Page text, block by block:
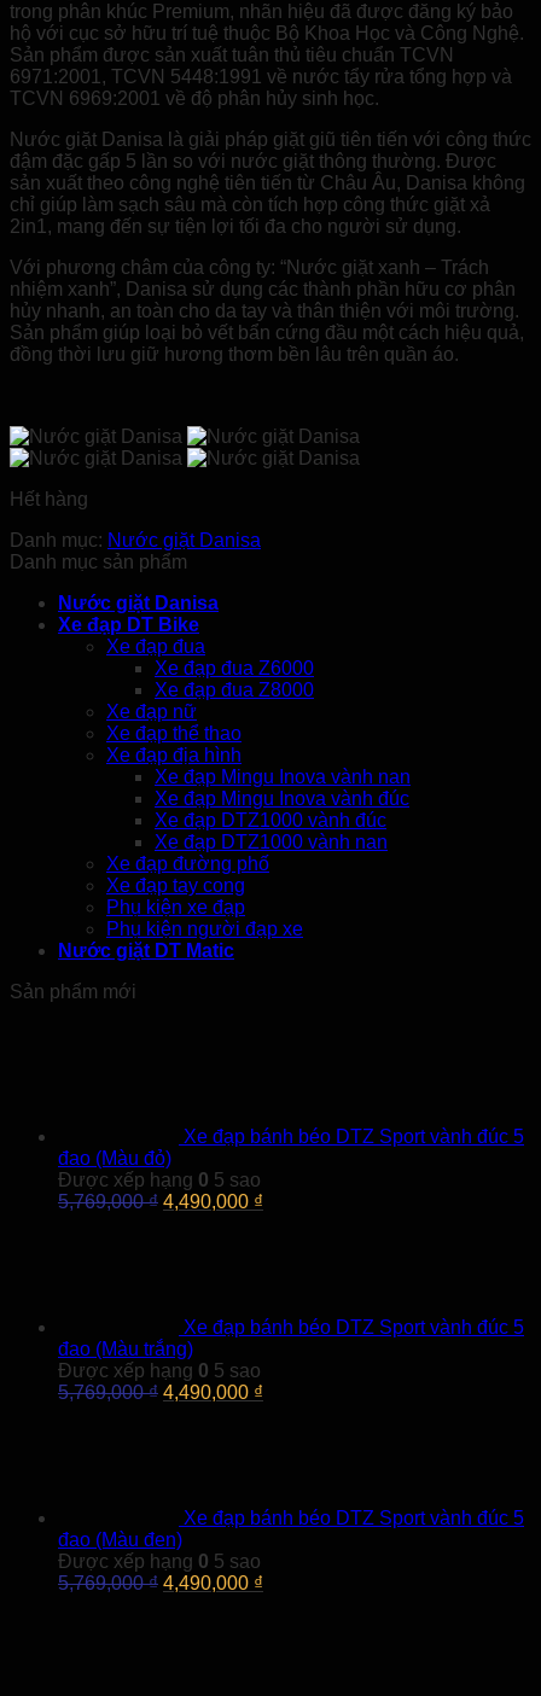
560,000 ₫.là:
490,000 ₫.
trong phân khúc Premium, nhãn hiệu đã được đăng ký bảo
hộ với cục sở hữu trí tuệ thuộc Bộ Khoa Học và Công Nghệ.
Sản phẩm được sản xuất tuân thủ tiêu chuẩn TCVN
6971:2001, TCVN 5448:1991 về nước tẩy rửa tổng hợp và
TCVN 6969:2001 về độ phân hủy sinh học.
Nước giặt Danisa là giải pháp giặt giũ tiên tiến với công thức
đậm đặc gấp 5 lần so với nước giặt thông thường. Được
sản xuất theo công nghệ tiên tiến từ Châu Âu, Danisa không
chỉ giúp làm sạch sâu mà còn tích hợp công thức giặt xả
2in1, mang đến sự tiện lợi tối đa cho người sử dụng.
Với phương châm của công ty: “Nước giặt xanh – Trách
nhiệm xanh”, Danisa sử dụng các thành phần hữu cơ phân
hủy nhanh, an toàn cho da tay và thân thiện với môi trường.
Sản phẩm giúp loại bỏ vết bẩn cứng đầu một cách hiệu quả,
đồng thời lưu giữ hương thơm bền lâu trên quần áo.
Hết hàng
Danh mục: Nước giặt Danisa
Danh mục sản phẩm
Nước giặt Danisa
Xe đạp DT Bike
Xe đạp đua
Xe đạp đua Z6000
Xe đạp đua Z8000
Xe đạp nữ
Xe đạp thể thao
Xe đạp địa hình
Xe đạp Mingu Inova vành nan
Xe đạp Mingu Inova vành đúc
Xe đạp DTZ1000 vành đúc
Xe đạp DTZ1000 vành nan
Xe đạp đường phố
Xe đạp tay cong
Phụ kiện xe đạp
Phụ kiện người đạp xe
Nước giặt DT Matic
Sản phẩm mới
Xe đạp bánh béo DTZ Sport vành đúc 5
đao (Màu đỏ)
Được xếp hạng 0 5 sao
5,769,000₫ Giá
4,490,000 ₫
Xe đạp bánh béo DTZ Sport vành đúc 5
đao (Màu trắng)
Được xếp hạng 0 5 sao
5,769,000₫ Giá
4,490,000 ₫
Xe đạp bánh béo DTZ Sport vành đúc 5
đao (Màu đen)
Được xếp hạng 0 5 sao
5,769,000₫ Giá
4,490,000 ₫